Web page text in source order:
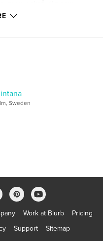
skull!
Science
Sweden
Work at Blurb
Pricing
Support Sitemap